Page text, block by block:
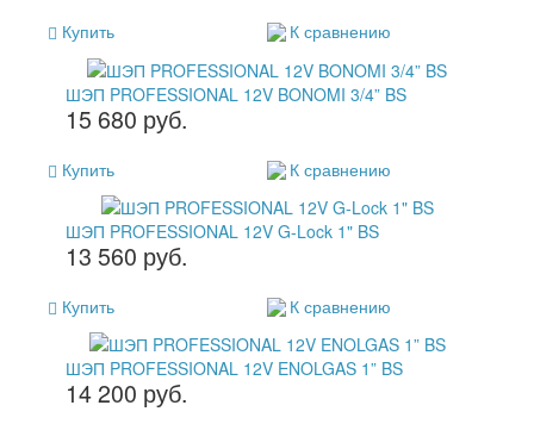
Купить К сравнению
ШЭП PROFESSIONAL 12V BONOMI 3/4” BS
15 680 руб.
Купить К сравнению
ШЭП PROFESSIONAL 12V G-Lock 1" BS
13 560 руб.
Купить К сравнению
ШЭП PROFESSIONAL 12V ENOLGAS 1” BS
14 200 руб.